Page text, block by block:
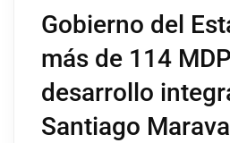
Gobierno del
más de 114
desarrollo
Santiago